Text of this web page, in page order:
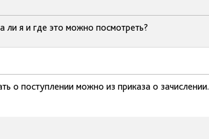
ли я и где это можно посмотреть?
о поступлении можно из приказа о зачислении.